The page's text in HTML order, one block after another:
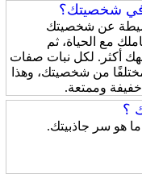
في شخصيتك؟
بسيطة عن شخصيتك
مع الحياة، ثم
أكثر. لكل نبات صفات
من شخصيتك، وهذا
خفيفة وممتعة.
؟
ما هو سر جاذبيتك.